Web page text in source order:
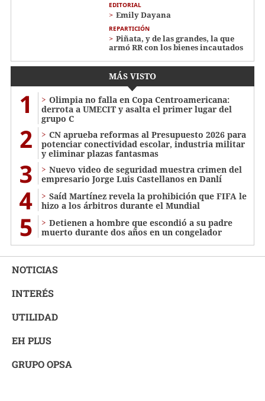
EDITORIAL
Emily Dayana
REPARTICIÓN
Piñata, y de las grandes, la que
armó RR con los bienes incautados
MÁS VISTO
1
Olimpia no falla en Copa Centroamericana:
derrota a UMECIT y asalta el primer lugar del
grupo C
2
CN aprueba reformas al Presupuesto 2026 para
potenciar conectividad escolar, industria militar
y eliminar plazas fantasmas
3
Nuevo video de seguridad muestra crimen del
empresario Jorge Luis Castellanos en Danlí
4
Saíd Martínez revela la prohibición que FIFA le
hizo a los árbitros durante el Mundial
5
Detienen a hombre que escondió a su padre
muerto durante dos años en un congelador
NOTICIAS
INTERÉS
UTILIDAD
EH PLUS
GRUPO OPSA